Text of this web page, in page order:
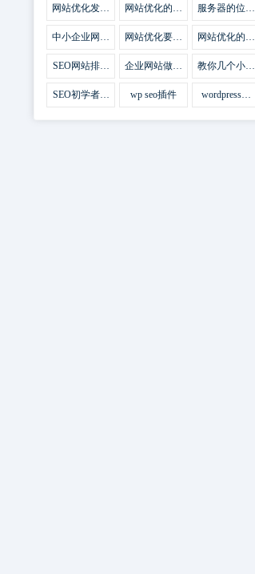
网站SEO优
干问题
味道
网站优化发挥
网站优化的费
服务器的位置
影响
中小企业网站
法
网站优化要不
网站优化的逆
SEO网站排名
法宝
企业网站做好
势
教你几个小技
页优化
SEO初学者，
网站
wp seo插件
wordpress插